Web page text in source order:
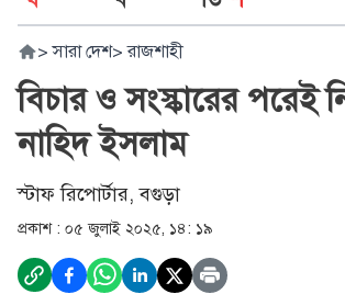
> সারা দেশ> রাজশাহী
বিচার ও সংস্কারের পরেই
নাহিদ ইসলাম
স্টাফ রিপোর্টার, বগুড়া
প্রকাশ : ০৫ জুলাই ২০২৫, ১৪: ১৯